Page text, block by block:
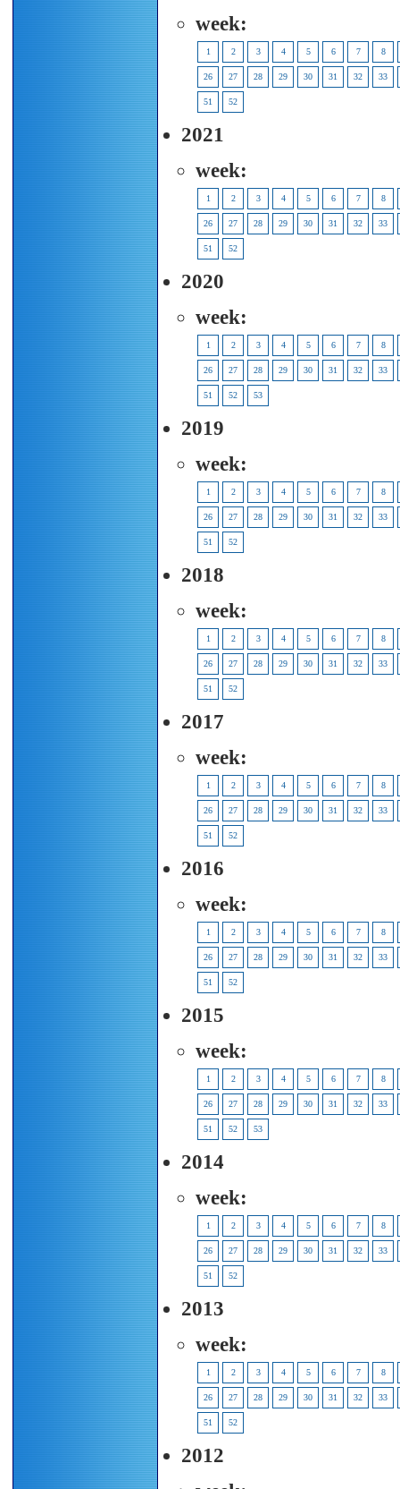
week:
1 2 3 4 5 6 7 8
26 27 28 29 30 31 32 33
51 52
2021
week:
1 2 3 4 5 6 7 8
26 27 28 29 30 31 32 33
51 52
2020
week:
1 2 3 4 5 6 7 8
26 27 28 29 30 31 32 33
51 52 53
2019
week:
1 2 3 4 5 6 7 8
26 27 28 29 30 31 32 33
51 52
2018
week:
1 2 3 4 5 6 7 8
26 27 28 29 30 31 32 33
51 52
2017
week:
1 2 3 4 5 6 7 8
26 27 28 29 30 31 32 33
51 52
2016
week:
1 2 3 4 5 6 7 8
26 27 28 29 30 31 32 33
51 52
2015
week:
1 2 3 4 5 6 7 8
26 27 28 29 30 31 32 33
51 52 53
2014
week:
1 2 3 4 5 6 7 8
26 27 28 29 30 31 32 33
51 52
2013
week:
1 2 3 4 5 6 7 8
26 27 28 29 30 31 32 33
51 52
2012